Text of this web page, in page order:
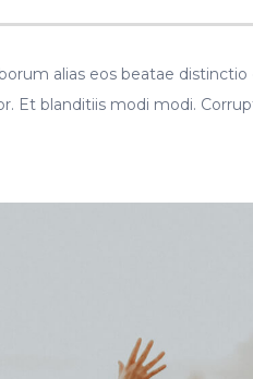
alias eos beatae distinctio
Et blanditiis modi modi.